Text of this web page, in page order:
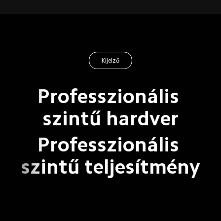
Kijelző
Professzionális
szintű hardver
Professzionális
szintű teljesítmény